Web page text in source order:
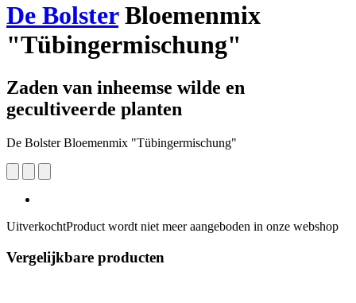
De BolsterBloemenmix
"Tübingermischung"
Zaden van inheemse wilde en
gecultiveerde planten
De Bolster Bloemenmix "Tübingermischung"
UitverkochtProduct wordt niet meer aangeboden in onze webshop
Vergelijkbare producten